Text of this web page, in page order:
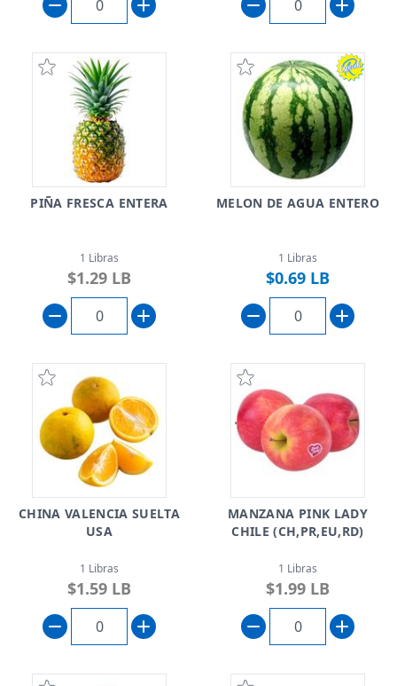
PIÑA FRESCA ENTERA
1 Libras
$1.29 LB
MELON DE AGUA ENTERO
1 Libras
$0.69 LB
CHINA VALENCIA SUELTA
USA
1 Libras
$1.59 LB
MANZANA PINK LADY
CHILE (CH,PR,EU,RD)
1 Libras
$1.99 LB